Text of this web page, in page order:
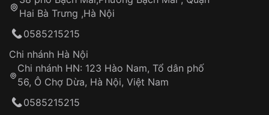
Hotline: 0585 215 215
Từ khóa SEO:
Tự ý sửa chữa
thống VNLUX
Đảm bảo quyền lợi khách hàng
Hai Bà Trưng ,Hà Nội
0585215215
Chi nhánh Hà Nội
Chi nhánh HN: 123 Hào Nam, Tổ dân phố
56, Ô Chợ Dừa, Hà Nội, Việt Nam
0585215215